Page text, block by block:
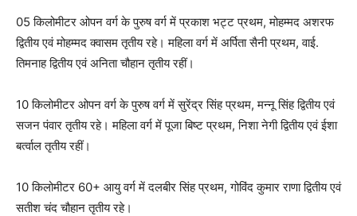
05 किलोमीटर ओपन वर्ग के पुरुष वर्ग में प्रकाश भट्ट प्रथम, मोहम्मद अशरफ
द्वितीय एवं मोहम्मद क्वासम तृतीय रहे। महिला वर्ग में अर्पिता सैनी प्रथम, वाई.
तिमनाह द्वितीय एवं अनिता चौहान तृतीय रहीं।
10 किलोमीटर ओपन वर्ग के पुरुष वर्ग में सुरेंद्र सिंह प्रथम, मन्नू सिंह द्वितीय एवं
सजन पंवार तृतीय रहे। महिला वर्ग में पूजा बिष्ट प्रथम, निशा नेगी द्वितीय एवं ईशा
बर्त्वाल तृतीय रहीं।
10 किलोमीटर 60+ आयु वर्ग में दलबीर सिंह प्रथम, गोविंद कुमार राणा द्वितीय एवं
सतीश चंद चौहान तृतीय रहे।